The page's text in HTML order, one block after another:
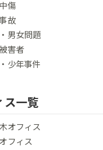
傷
故
男女問題
害者
少年事件
ス一覧
オフィス
フィス